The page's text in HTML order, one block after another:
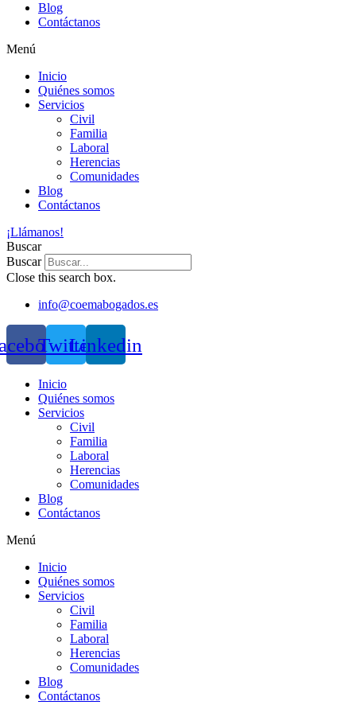
Blog
Contáctanos
Menú
Inicio
Quiénes somos
Servicios
Civil
Familia
Laboral
Herencias
Comunidades
Blog
Contáctanos
¡Llámanos!
Buscar
Buscar
Close this search box.
info@coemabogados.es
TwitterLinkedin
Inicio
Quiénes somos
Servicios
Civil
Familia
Laboral
Herencias
Comunidades
Blog
Contáctanos
Menú
Inicio
Quiénes somos
Servicios
Civil
Familia
Laboral
Herencias
Comunidades
Blog
Contáctanos